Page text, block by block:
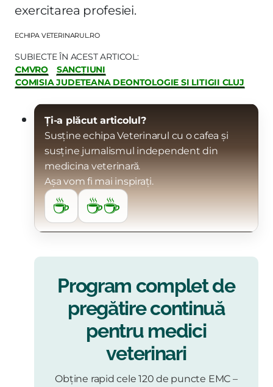
exercitarea profesiei.
ECHIPA VETERINARUL.RO
SUBIECTE ÎN ACEST ARTICOL:
CMVRO
SANCȚIUNI
COMISIA JUDETEANA DEONTOLOGIE SI LITIGII CLUJ
Ți-a plăcut articolul?
Susține echipa Veterinarul cu o cafea și
susține jurnalismul independent din
medicina veterinară.
Așa vom fi mai inspirați.
☕ ☕☕
Program complet de
pregătire continuă
pentru medici
veterinari
Obține rapid cele 120 de puncte EMC –